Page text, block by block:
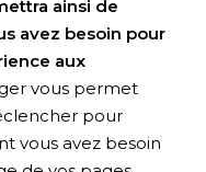
ainsi de
avez besoin pour
aux
vous permet
pour
vous avez besoin